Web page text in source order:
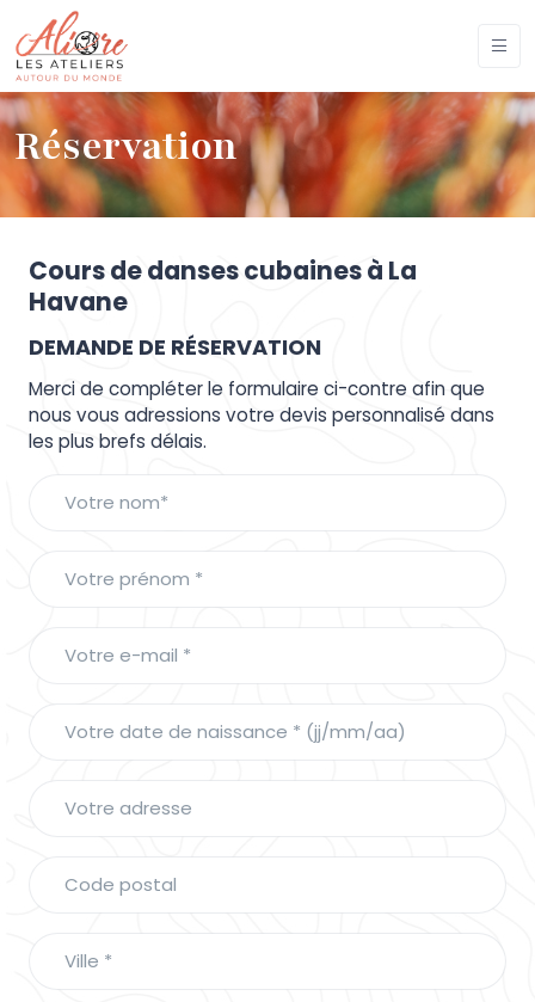
Réservation
Cours de danses cubaines à La
Havane
DEMANDE DE RÉSERVATION
Merci de compléter le formulaire ci-contre afin que
nous vous adressions votre devis personnalisé dans
les plus brefs délais.